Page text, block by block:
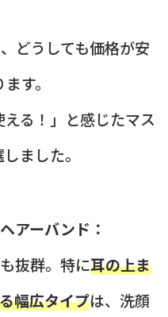
どうしても価格が安
す。
る！」と感じたマス
ました。
アーバンド：
抜群。特に耳の上ま
幅広タイプは、洗顔